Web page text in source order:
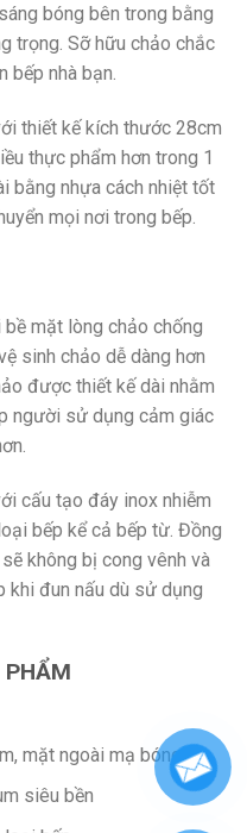
bóng bên trong bằng
trọng. Sỡ hữu chảo chắc
bếp nhà bạn.
thiết kế kích thước 28cm
thực phẩm hơn trong 1
bằng nhựa cách nhiệt tốt
mọi nơi trong bếp.
bề mặt lòng chảo chống
sinh chảo dễ dàng hơn
được thiết kế dài nhằm
người sử dụng cảm giác
cấu tạo đáy inox nhiễm
bếp kể cả bếp từ. Đồng
không bị cong vênh và
khi đun nấu dù sử dụng
PHẨM
mặt ngoài mạ bóng
siêu bền